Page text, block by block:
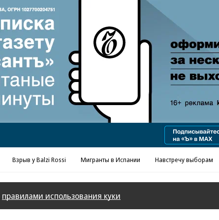
Реклама в «Ъ» www.kommersant.ru/ad
Взрыв у Balzi Rossi Мигранты в Испании Навстречу выборам
правилами использования куки